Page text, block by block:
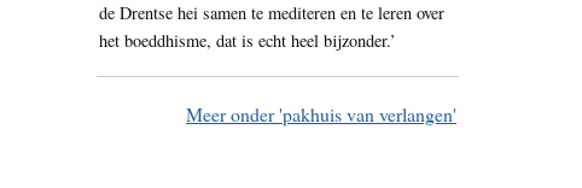
de Drentse hei samen te mediteren en te leren over
het boeddhisme, dat is echt heel bijzonder.’
Meer onder 'pakhuis van verlangen'